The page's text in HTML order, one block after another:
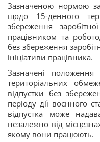
Зазначеною нормою
щодо 15-денного
збереження
працівником та
без збереження
ініціативи працівника.
Зазначені
територіальних
відпустки без
періоду дії воєнного
відпустка може
незалежно від
якому вони працюють.